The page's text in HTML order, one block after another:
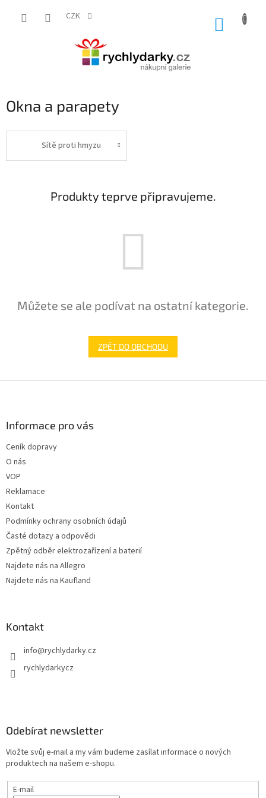
CZK
Okna a parapety
Sítě proti hmyzu
Produkty teprve připravujeme.
Můžete se ale podívat na ostatní kategorie.
ZPĚT DO OBCHODU
Informace pro vás
Ceník dopravy
O nás
VOP
Reklamace
Kontakt
Podmínky ochrany osobních údajů
Časté dotazy a odpovědi
Zpětný odběr elektrozařízení a baterií
Najdete nás na Allegro
Najdete nás na Kaufland
Kontakt
info@rychlydarky.cz
rychlydarkycz
Odebírat newsletter
Vložte svůj e-mail a my vám budeme zasílat informace o nových
produktech na našem e-shopu.
E-mail